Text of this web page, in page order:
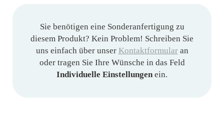
Sie benötigen eine Sonderanfertigung zu
diesem Produkt? Kein Problem! Schreiben Sie
uns einfach über unser Kontaktformularan
oder tragen Sie Ihre Wünsche in das Feld
Individuelle Einstellungen ein.